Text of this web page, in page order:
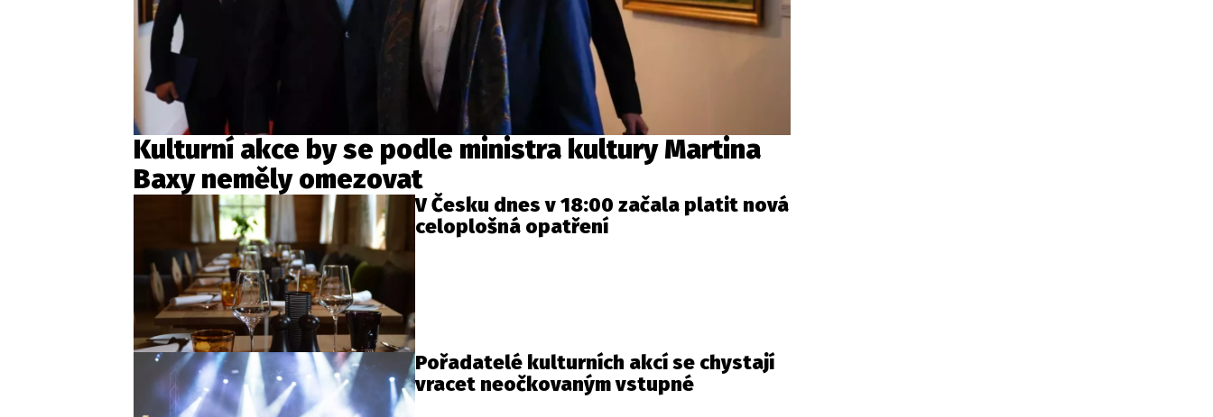
Kulturní akce by se podle ministra kultury Martina
Baxy neměly omezovat
V Česku dnes v 18:00 začala platit nová
celoplošná opatření
Pořadatelé kulturních akcí se chystají
vracet neočkovaným vstupné